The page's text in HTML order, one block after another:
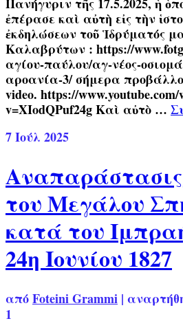
ἐπέρασε καὶ αὐτὴ εἰς τὴν
ἐκδηλώσεων τοῦ Ἱδρύματός
Καλαβρύτων : https://
αγίου-παύλου/αγ-νέος-
αροανία-3/ σήμερα
video. https://www.youtube.com/
v=XIodQPuf24g Καὶ αὐτὸ …
7Ιούλ 2025
του Μεγάλου
κατά του
24η Ιουνίου 1827
απόFoteini Grammi |
1